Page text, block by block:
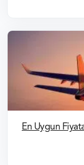
En Uygun